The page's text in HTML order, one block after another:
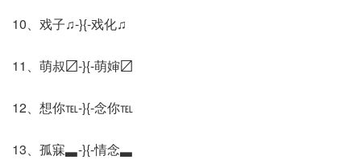
10、戏子♫-}{-戏化♫
11、萌叔〼-}{-萌婶〼
12、想你℡-}{-念你℡
13、孤寐▃-}{-情念▃